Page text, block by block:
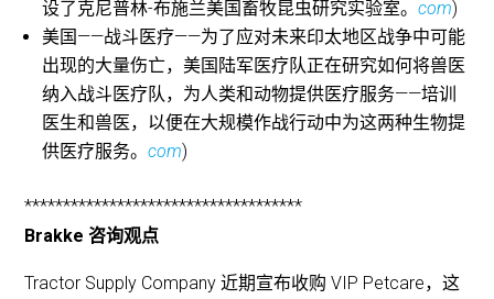
设了克尼普林-布施兰美国畜牧昆虫研究实验室。com)
美国——战斗医疗——为了应对未来印太地区战争中可能
出现的大量伤亡，美国陆军医疗队正在研究如何将兽医
纳入战斗医疗队，为人类和动物提供医疗服务——培训
医生和兽医，以便在大规模作战行动中为这两种生物提
供医疗服务。com)
************************************
Brakke 咨询观点
Tractor Supply Company 近期宣布收购 VIP Petcare，这